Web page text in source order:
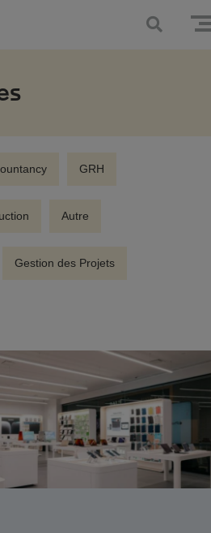
GRH
Autre
Gestion des Projets